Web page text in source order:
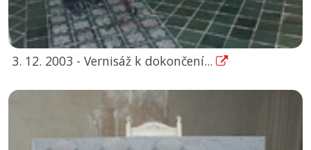
3. 12. 2003 - Vernisáž k dokončení...